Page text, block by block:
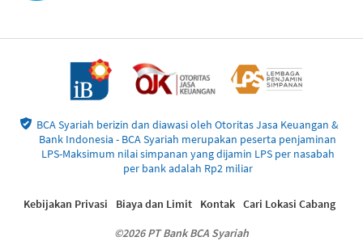
BCA Syariah berizin dan diawasi oleh Otoritas Jasa Keuangan &
Bank Indonesia - BCA Syariah merupakan peserta penjaminan
LPS-Maksimum nilai simpanan yang dijamin LPS per nasabah
per bank adalah Rp2 miliar
©2026 PT Bank BCA Syariah
Kebijakan Privasi Biaya dan Limit Kontak Cari Lokasi Cabang